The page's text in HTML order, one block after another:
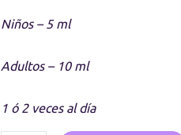
Niños – 5 ml
Adultos – 10 ml
1 ó 2 veces al día